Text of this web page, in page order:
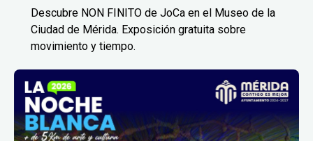
Descubre NON FINITO de JoCa en el Museo de la
Ciudad de Mérida. Exposición gratuita sobre
movimiento y tiempo.